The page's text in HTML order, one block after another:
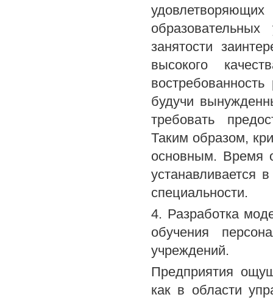
занятости
высокого
будучи
требовать
Таким образом,
основным. Время
устанавливается
специальности.
4. Разработка
обучения
учреждений.
Предприятия
как в области